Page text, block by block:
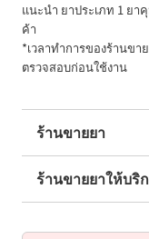
แนะนำ ยาประเภท 1 ยา
ค้า
*เวลาทำการของร้านข
ตรวจสอบก่อนใช้งาน
ร้านขายยา
ร้านขายยาให้บริ